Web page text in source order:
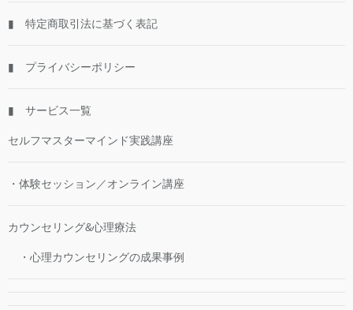
▮ 特定商取引法に基づく表記
▮ プライバシーポリシー
▮ サービス一覧
セルフマスターマインド実践講座
・体験セッション／オンライン講座
カウンセリング&心理療法
・心理カウンセリングの成果事例